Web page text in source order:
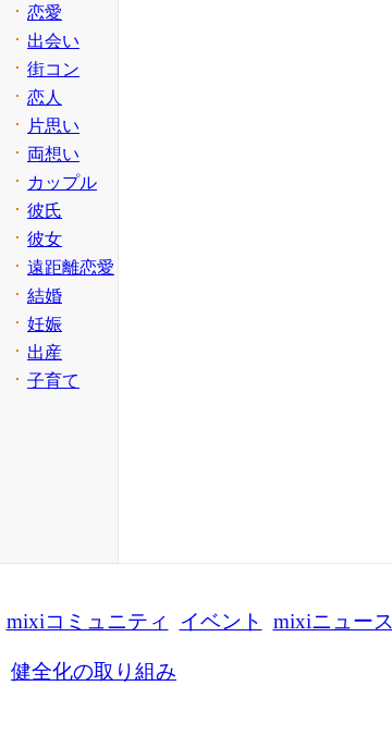
恋愛
出会い
街コン
恋人
片思い
両想い
カップル
彼氏
彼女
遠距離恋愛
結婚
妊娠
出産
子育て
mixiコミュニティ イベント mixiニュース
健全化の取り組み